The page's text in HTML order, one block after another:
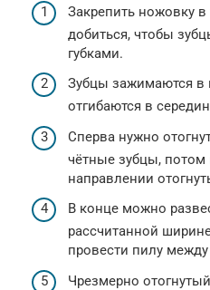
Закрепить ножовку в
добиться, чтобы
губками.
Зубцы зажимаются в
отгибаются в
Сперва нужно
чётные зубцы,
направлении
В конце можно
рассчитанной
провести пилу
Чрезмерно